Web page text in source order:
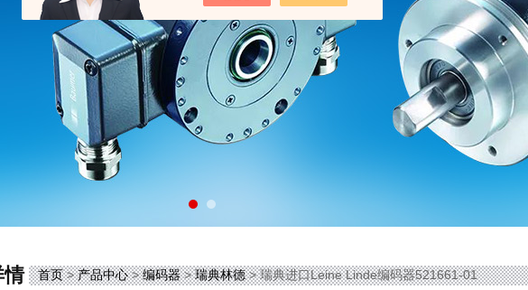
情 首页>产品中心>编码器>瑞典林德> 瑞典进口Leine Linde编码器521661-01